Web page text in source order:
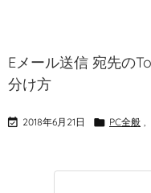
Eメール送信 宛先の
分け方
 2018年6月21日  PC全般 ,